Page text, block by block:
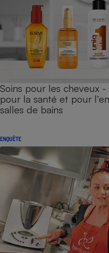
Soins pour les cheveux
pour la santé et pour
salles de bains
ENQUÊTE